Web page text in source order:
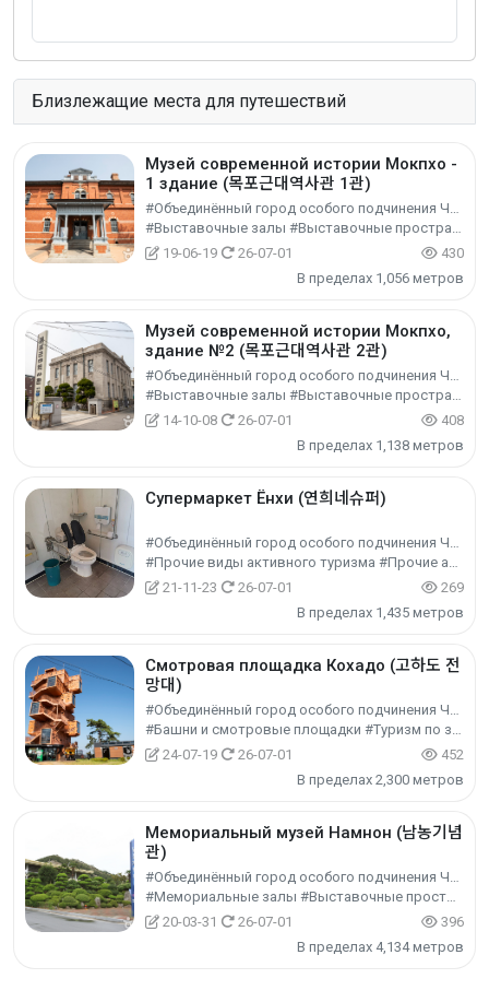
Близлежащие места для путешествий
Музей современной истории Мокпхо -
1 здание (목포근대역사관 1관)
#Объединённый город особого подчинения Чоннам-Кванчжу #г. Мокпхо
#Выставочные залы #Выставочные пространства #Культурный туризм
19-06-19
26-07-01
430
В пределах 1,056 метров
Музей современной истории Мокпхо,
здание №2 (목포근대역사관 2관)
#Объединённый город особого подчинения Чоннам-Кванчжу #г. Мокпхо
#Выставочные залы #Выставочные пространства #Культурный туризм
14-10-08
26-07-01
408
В пределах 1,138 метров
Супермаркет Ёнхи (연희네슈퍼)
#Объединённый город особого подчинения Чоннам-Кванчжу #г. Мокпхо
#Прочие виды активного туризма #Прочие активности #Экспериментальный туризм
21-11-23
26-07-01
269
В пределах 1,435 метров
Смотровая площадка Кохадо (고하도 전
망대)
#Объединённый город особого подчинения Чоннам-Кванчжу #г. Мокпхо
#Башни и смотровые площадки #Туризм по знаковым местам #Культурный туризм
24-07-19
26-07-01
452
В пределах 2,300 метров
Мемориальный музей Намнон (남농기념
관)
#Объединённый город особого подчинения Чоннам-Кванчжу #г. Мокпхо
#Мемориальные залы #Выставочные пространства #Культурный туризм
20-03-31
26-07-01
396
В пределах 4,134 метров